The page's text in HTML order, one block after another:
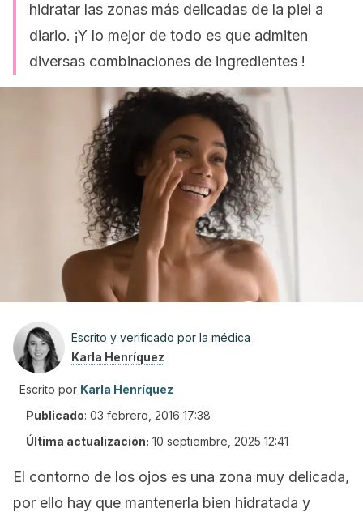
hidratar las zonas más delicadas de la piel a
diario. ¡Y lo mejor de todo es que admiten
diversas combinaciones de ingredientes !
Escrito y verificado por la médica
Karla Henríquez
Escrito por Karla Henríquez
Publicado: 03 febrero, 2016 17:38
Última actualización: 10 septiembre, 2025 12:41
El contorno de los ojos es una zona muy delicada,
por ello hay que mantenerla bien hidratada y